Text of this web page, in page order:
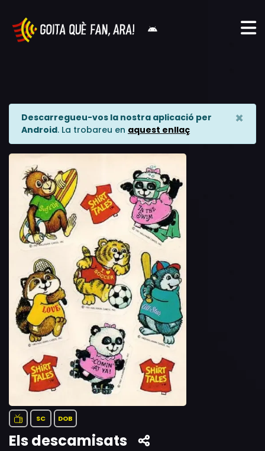
Descarregueu-vos la nostra aplicació per
Android. La trobareu en aquest enllaç
×
SC DOB
Els descamisats